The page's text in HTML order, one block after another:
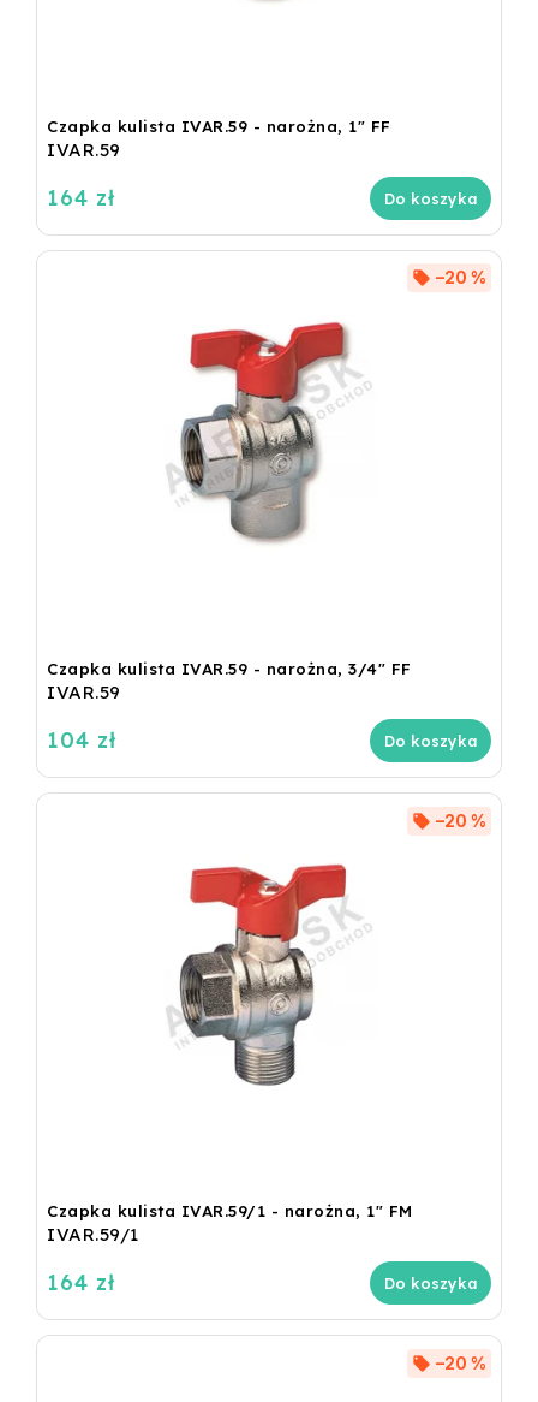
Czapka kulista IVAR.59 - narożna, 1" FF
IVAR.59
164 zł Do koszyka
Czapka kulista IVAR.59 - narożna, 3/4" FF
IVAR.59
–20 %
104 zł Do koszyka
Czapka kulista IVAR.59/1 - narożna, 1" FM
IVAR.59/1
–20 %
164 zł Do koszyka
–20 %